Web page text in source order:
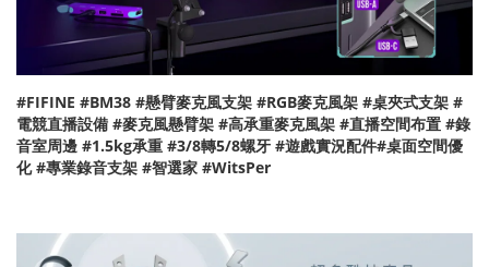
#FIFINE #BM38 #懸臂麥克風支架 #RGB麥克風架 #桌夾式支架 #
電競直播設備 #麥克風懸臂架 #高承重麥克風架 #直播空間布置 #錄
音室周邊 #1.5kg承重 #3/8轉5/8螺牙 #遊戲實況配件#桌面空間優
化 #專業錄音支架 #智選家 #WitsPer